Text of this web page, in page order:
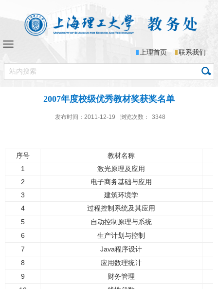
上理首页 联系我们
2007年度校级优秀教材奖获奖名单
发布时间：2011-12-19 浏览次数： 3348
序号
教材名称
1
激光原理及应用
2
电子商务基础与应用
3
建筑环境学
4
过程控制系统及其应用
5
自动控制原理与系统
6
生产计划与控制
7
Java程序设计
8
应用数理统计
9
财务管理